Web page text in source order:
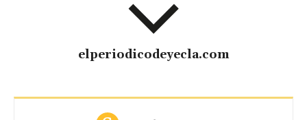
elperiodicodeyecla.com